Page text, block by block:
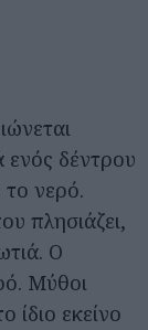
δέντρου
νερό.
πλησιάζει,
Ο
Μύθοι
ίδιο εκείνο